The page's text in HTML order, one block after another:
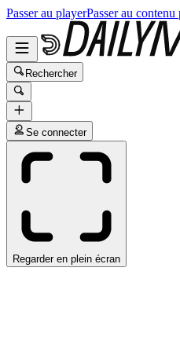
Passer au playerPasser au
Rechercher
Se connecter
Regarder en plein écran